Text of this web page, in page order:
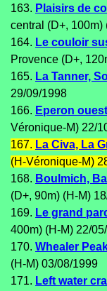
163. Plaisirs de
central (D+, 100m)
164. Le couloir
Provence (D+,
165. La Tanner,
29/09/1998
166. Eperon
Véronique-M) 22/
167. La Civa, La
(H-Véronique-M)
168. Boulmich,
(D+, 90m) (H-M)
169. Le grand
400m) (H-M) 22/
170. Whealer
(H-M) 03/08/1999
171. Left water